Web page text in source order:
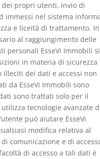
dei propri utenti, invio di
immessi nel sistema
e liceità di trattamento. In
al raggiungimento delle
personali EsseVi Immobili si
in materia di sicurezza
dei dati e accessi non
da EsseVi Immobili sono
sono trattati solo per il
tecnologie avanzate
può aiutare EsseVi
modifica relativa al
comunicazione e di
di accesso a tali dati è